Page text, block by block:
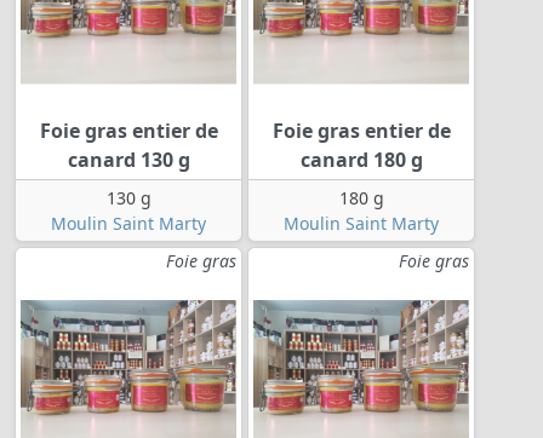
Foie gras entier de
canard 130 g
130 g
Moulin Saint Marty
Foie gras entier de
canard 180 g
180 g
Moulin Saint Marty
Foie gras
Foie gras